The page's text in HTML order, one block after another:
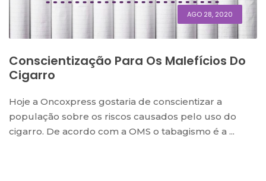
AGO 28, 2020
Conscientização Para Os Malefícios Do
Cigarro
Hoje a Oncoxpress gostaria de conscientizar a
população sobre os riscos causados pelo uso do
cigarro. De acordo com a OMS o tabagismo é a ...